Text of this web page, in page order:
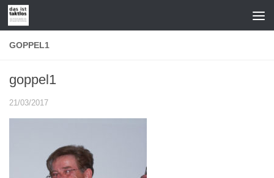
Zum Inhalt springen
GOPPEL1
goppel1
21/03/2017